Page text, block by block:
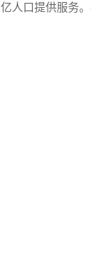
人口提供服务